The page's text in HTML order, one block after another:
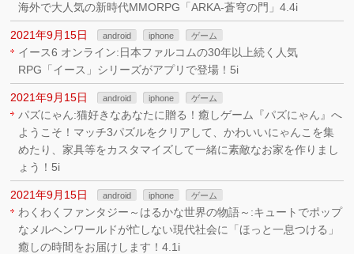
海外で大人気の新時代MMORPG「ARKA‐蒼穹の門」4.4i
2021年9月15日 android iphone ゲーム
イース6 オンライン:日本ファルコムの30年以上続く人気
RPG「イース」シリーズがアプリで登場！5i
2021年9月15日 android iphone ゲーム
パズにゃん:猫好きなあなたに贈る！癒しゲーム『パズにゃん』へ
ようこそ！マッチ3パズルをクリアして、かわいいにゃんこを集
めたり、家具等をカスタマイズして一緒に素敵なお家を作りまし
ょう！5i
2021年9月15日 android iphone ゲーム
わくわくファンタジー～はるかな世界の物語～:キュートでポップ
なメルヘンワールドが忙しない現代社会に「ほっと一息つける」
癒しの時間をお届けします！4.1i